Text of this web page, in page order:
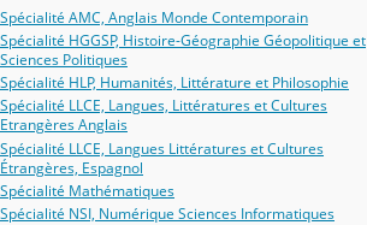
Spécialité AMC, Anglais Monde Contemporain
Spécialité HGGSP, Histoire-Géographie Géopolitique et
Sciences Politiques
Spécialité HLP, Humanités, Littérature et Philosophie
Spécialité LLCE, Langues, Littératures et Cultures
Etrangères Anglais
Spécialité LLCE, Langues Littératures et Cultures
Étrangères, Espagnol
Spécialité Mathématiques
Spécialité NSI, Numérique Sciences Informatiques